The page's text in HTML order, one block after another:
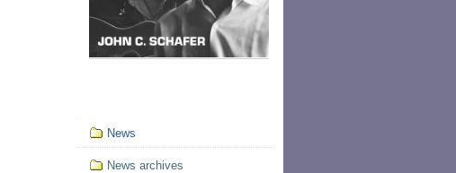
Mục
định
hướng
News
News archives